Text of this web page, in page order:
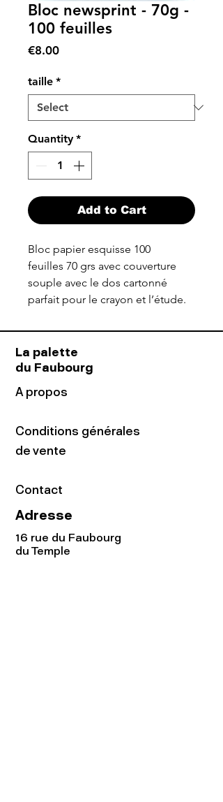
Bloc newsprint - 70g -
100 feuilles
€8.00Price
taille *
Quantity *
Add to Cart
Bloc papier esquisse 100
feuilles 70 grs avec couverture
souple avec le dos cartonné
parfait pour le crayon et l’étude.
La palette
du Faubourg
A propos
Conditions générales
de vente
Contact
Adresse
16 rue du Faubourg
du Temple